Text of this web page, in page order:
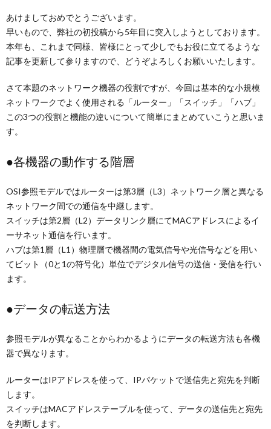
あけましておめでとうございます。
早いもので、弊社の初投稿から5年目に突入しようとしております。
本年も、これまで同様、皆様にとって少しでもお役に立てるような
記事を更新して参りますので、どうぞよろしくお願いいたします。
さて本題のネットワーク機器の役割ですが、今回は基本的な小規模
ネットワークでよく使用される「ルーター」「スイッチ」「ハブ」
この3つの役割と機能の違いについて簡単にまとめていこうと思いま
す。
●各機器の動作する階層
OSI参照モデルではルーターは第3層（L3）ネットワーク層と異なる
ネットワーク間での通信を中継します。
スイッチは第2層（L2）データリンク層にてMACアドレスによるイ
ーサネット通信を行います。
ハブは第1層（L1）物理層で機器間の電気信号や光信号などを用い
てビット（0と1の符号化）単位でデジタル信号の送信・受信を行い
ます。
●データの転送方法
参照モデルが異なることからわかるようにデータの転送方法も各機
器で異なります。
ルーターはIPアドレスを使って、IPパケットで送信先と宛先を判断
します。
スイッチはMACアドレステーブルを使って、データの送信先と宛先
を判断します。